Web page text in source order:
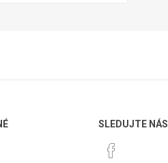
SLEDUJTE NÁS